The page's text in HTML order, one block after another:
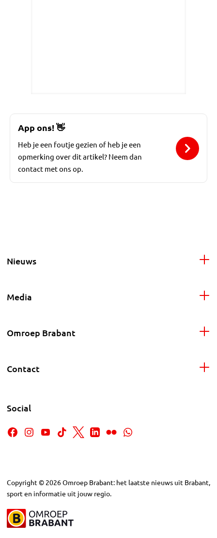
App ons!👋
Heb je een foutje gezien of heb je een
opmerking over dit artikel? Neem dan
contact met ons op.
Nieuws
Media
Omroep Brabant
Contact
Social
Copyright © 2026Omroep Brabant: het laatste nieuws uit Brabant,
sport en informatie uit jouw regio.